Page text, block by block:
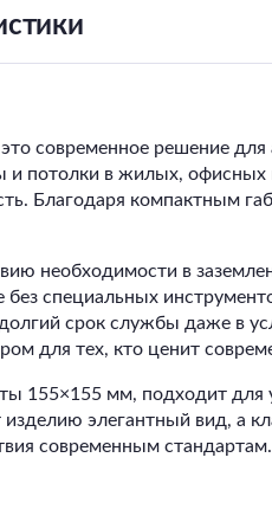
современное решение
и потолки в жилых,
Благодаря компактным
необходимости в
без специальных
срок службы даже в
для тех, кто ценит
155×155 мм, подходит
элегантный вид, а
современным стандартам.